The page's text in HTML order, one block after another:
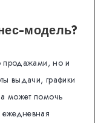
модель?
продажами, но и
выдачи, графики
может помочь